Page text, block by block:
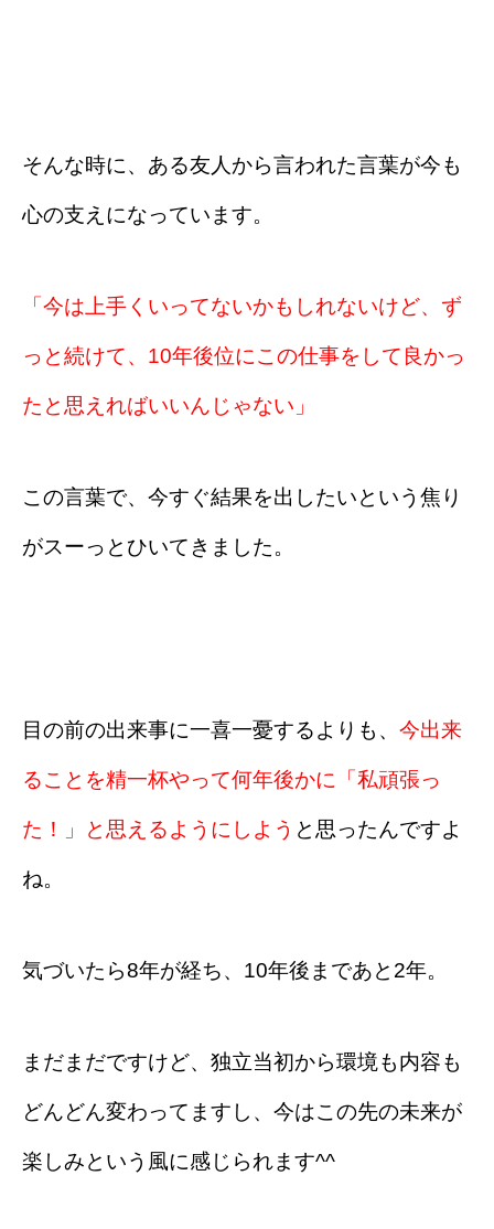
そんな時に、ある友人から言われた言葉が今も
心の支えになっています。
「今は上手くいってないかもしれないけど、ず
っと続けて、10年後位にこの仕事をして良かっ
たと思えればいいんじゃない」
この言葉で、今すぐ結果を出したいという焦り
がスーっとひいてきました。
目の前の出来事に一喜一憂するよりも、 今出来
ることを精一杯やって何年後かに「私頑張っ
た！」と思えるようにしよう と思ったんですよ
ね。
気づいたら8年が経ち、10年後まであと2年。
まだまだですけど、独立当初から環境も内容も
どんどん変わってますし、今はこの先の未来が
楽しみという風に感じられます^^